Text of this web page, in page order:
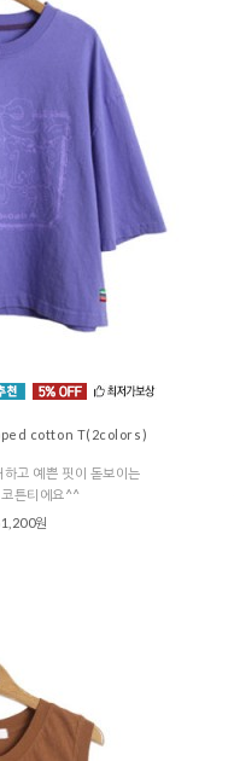
cotton T(2colors)
고 예쁜 핏이 돋보이는
튼티에요^^
원